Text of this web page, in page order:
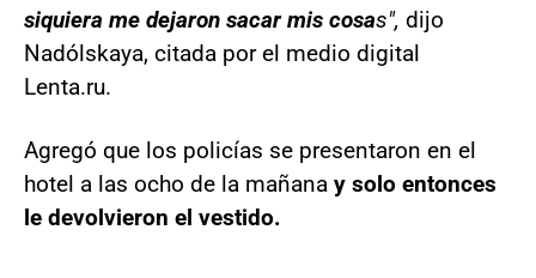
siquiera me dejaron sacar mis cosas", dijo
Nadólskaya, citada por el medio digital
Lenta.ru.
Agregó que los policías se presentaron en el
hotel a las ocho de la mañana y solo entonces
le devolvieron el vestido.